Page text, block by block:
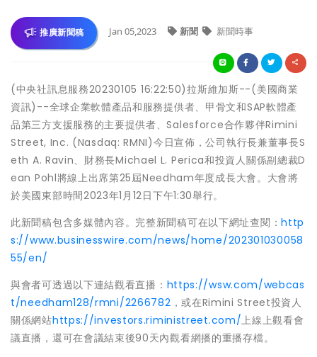
推廣新聞稿 Jan 05,2023 新聞 新聞時事
(中央社訊息服務20230105 16:22:50)拉斯維加斯--(美國商業
資訊)--全球企業軟體產品和服務提供者、甲骨文和SAP軟體產
品第三方支援服務的主要提供者、Salesforce合作夥伴Rimini
Street, Inc. (Nasdaq: RMNI)今日宣佈，公司執行長兼董事長S
eth A. Ravin、財務長Michael L. Perica和投資人關係副總裁D
ean Pohl將線上出席第25屆Needham年度成長大會。大會將
於美國東部時間2023年1月12日下午1:30舉行。
此新聞稿包含多媒體內容。完整新聞稿可在以下網址查閱：http
s://www.businesswire.com/news/home/202301030058
55/en/
與會者可透過以下連結觀看直播： https://wsw.com/webcas
t/needham128/rmni/2266782 ，或在Rimini Street投資人
關係網站https://investors.riministreet.com/上線上觀看會
議直播，還可在會議結束後90天內觀看網播的重播存檔。